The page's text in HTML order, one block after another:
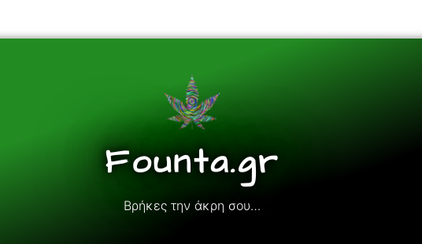
Founta.gr
Βρήκες την άκρη σου…